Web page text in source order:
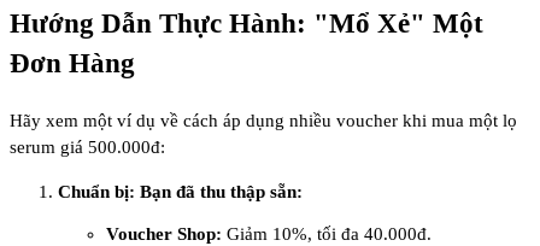
Hướng Dẫn Thực Hành: "Mổ Xẻ" Một
Đơn Hàng
Hãy xem một ví dụ về cách áp dụng nhiều voucher khi mua một lọ
serum giá 500.000đ:
Chuẩn bị: Bạn đã thu thập sẵn:
Voucher Shop: Giảm 10%, tối đa 40.000đ.